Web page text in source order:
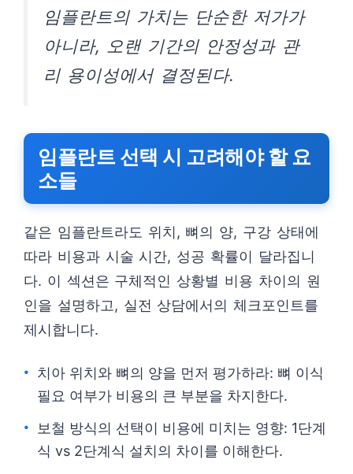
임플란트의 가치는 단순한 저가가
아니라, 오랜 기간의 안정성과 관
리 용이성에서 결정된다.
임플란트 선택 시 고려해야 할 요
소들
같은 임플란트라도 위치, 뼈의 양, 구강 상태에
따라 비용과 시술 시간, 성공 확률이 달라집니
다. 이 섹션은 구체적인 상황별 비용 차이의 원
인을 설명하고, 실전 상담에서의 체크포인트를
제시합니다.
치아 위치와 뼈의 양을 먼저 평가하라: 뼈 이식
필요 여부가 비용의 큰 부분을 차지한다.
보철 방식의 선택이 비용에 미치는 영향: 1단계
식 vs 2단계식 설치의 차이를 이해한다.